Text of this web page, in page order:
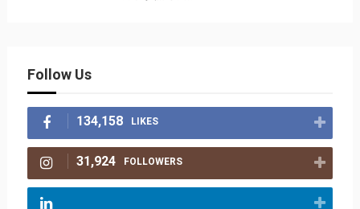
Follow Us
134,158 LIKES
31,924 FOLLOWERS